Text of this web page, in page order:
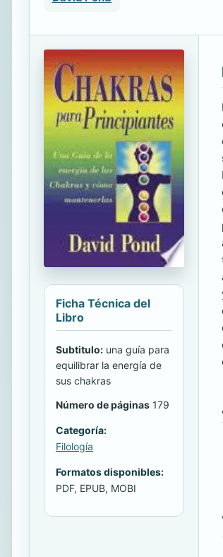
Ficha Técnica del
Libro
Subtitulo: una guía para
equilibrar la energía de
sus chakras
Número de páginas 179
Categoría:
Filología
Formatos disponibles:
PDF, EPUB, MOBI